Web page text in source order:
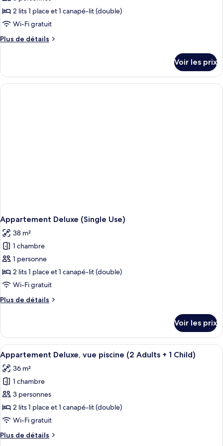
2 lits 1 place et 1 canapé-lit (double)
Wi-Fi gratuit
Plus de détails
Plus
le
type
de
Voir les prix
Appartement Deluxe (Single Use)
38 m²
1 chambre
1 personne
2 lits 1 place et 1 canapé-lit (double)
Wi-Fi gratuit
Plus de détails
Plus
le
type
de
chambre
Appartement
Deluxe
(Single
Use)
Voir les prix
Afficher
toutes
les
photos
pour
ce
type
chambre :
Coffres-forts dans les chambres, lits
10
Appartement Deluxe, vue piscine (2 Adults + 1 Child)
36 m²
1 chambre
3 personnes
2 lits 1 place et 1 canapé-lit (double)
Wi-Fi gratuit
Plus de détails
Plus